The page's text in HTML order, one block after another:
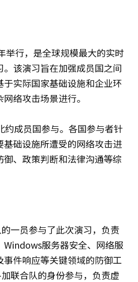
举行，是全球规模最大的实时
该演习旨在加强成员国之间
实际国家基础设施和企业环
络攻击场景进行。
约成员国参与。各国参与者针
基础设施所遭受的网络攻击进
、政策判断和法律沟通等综
一员参与了此次演习，负责
Windows服务器安全、网络服
件响应等关键领域的防御工
联合队的身份参与，负责虚